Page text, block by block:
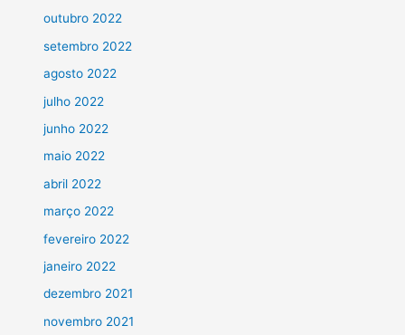
outubro 2022
setembro 2022
agosto 2022
julho 2022
junho 2022
maio 2022
abril 2022
março 2022
fevereiro 2022
janeiro 2022
dezembro 2021
novembro 2021